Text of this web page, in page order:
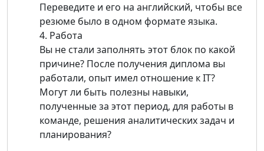
Переведите и его на английский, чтобы все
резюме было в одном формате языка.
4. Работа
Вы не стали заполнять этот блок по какой
причине? После получения диплома вы
работали, опыт имел отношение к IT?
Могут ли быть полезны навыки,
полученные за этот период, для работы в
команде, решения аналитических задач и
планирования?